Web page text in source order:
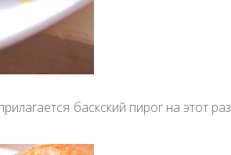
баскский пирог на этот раз